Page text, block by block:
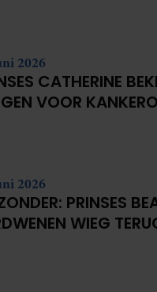
2026
CATHERINE
VOOR
2026
PRINSES
WIEG